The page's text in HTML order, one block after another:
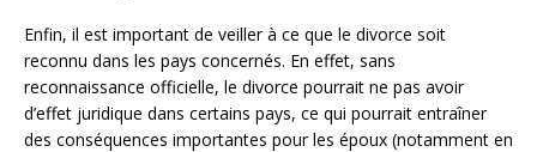
Enfin, il est important de veiller à ce que le divorce soit
reconnu dans les pays concernés. En effet, sans
reconnaissance officielle, le divorce pourrait ne pas avoir
d’effet juridique dans certains pays, ce qui pourrait entraîner
des conséquences importantes pour les époux (notamment en